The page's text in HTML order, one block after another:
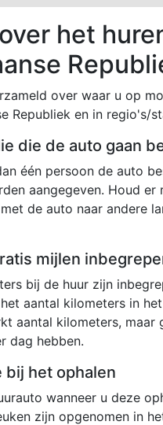
het
over waar u op
Republiek en in regio's/
die de auto gaan
één persoon de auto
aangegeven. Houd er
de auto naar andere
mijlen
bij de huur zijn
aantal kilometers in
aantal kilometers, maar
dag hebben.
bij het ophalen
wanneer u deze
zijn opgenomen in